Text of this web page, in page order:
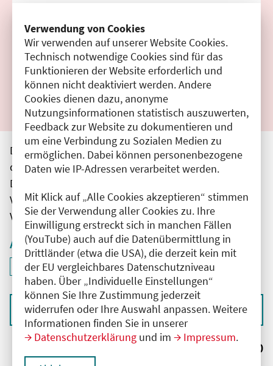
Verwendung von Cookies
Wir verwenden auf unserer Website Cookies.
Technisch notwendige Cookies sind für das
Funktionieren der Website erforderlich und
können nicht deaktiviert werden. Andere
Cookies dienen dazu, anonyme
Nutzungsinformationen statistisch auszuwerten,
Feedback zur Website zu dokumentieren und
um eine Verbindung zu Sozialen Medien zu
ermöglichen. Dabei können personenbezogene
Daten wie IP-Adressen verarbeitet werden.
Mit Klick auf „Alle Cookies akzeptieren“ stimmen
Sie der Verwendung aller Cookies zu. Ihre
Einwilligung erstreckt sich in manchen Fällen
(YouTube) auch auf die Datenübermittlung in
Drittländer (etwa die USA), die derzeit kein mit
der EU vergleichbares Datenschutzniveau
haben. Über „Individuelle Einstellungen“
können Sie Ihre Zustimmung jederzeit
widerrufen oder Ihre Auswahl anpassen. Weitere
Informationen finden Sie in unserer
Datenschutzerklärung und im Impressum.
Filter zurücksetzen
Ergebnisse drucken
Die hier aufgeführten Veranstaltungen entsprechen
den unmittelbar vom Veranstalter getätigten Angaben.
Die Ärztekammer Berlin übernimmt keine
Verantwortung für den Inhalt, die Haftung obliegt dem
Veranstalter.
Aktive Filter
Filter
ID: ANT-2504026
deaktivieren und Suchergebnisse neu laden
Sortieren nach
Ergebnisse: 0